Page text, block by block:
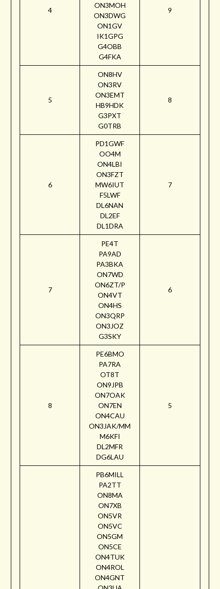
4
ON3MOH
ON3DWG
ON1GV
IK1GPG
G4OBB
G4FKA
9
5
ON8HV
ON3RV
ON3EMT
HB9HDK
G3PXT
G0TRB
8
6
PD1GWF
OO4M
ON4LBI
ON3FZT
MW6IUT
F5LWF
DL6NAN
DL2EF
DL1DRA
7
7
PE4T
PA9AD
PA3BKA
ON7WD
ON6ZT/P
ON4VT
ON4HS
ON3QRP
ON3JOZ
G3SKY
6
8
PE6BMO
PA7RA
OT8T
ON9JPB
ON7OAK
ON7EN
ON4CAU
ON3JAK/MM
M6KFI
DL2MFR
DG6LAU
5
PB6MILL
PA2TT
ON8MA
ON7XB
ON5VR
ON5VC
ON5GM
ON5CE
ON4TUK
ON4ROL
ON4GNT